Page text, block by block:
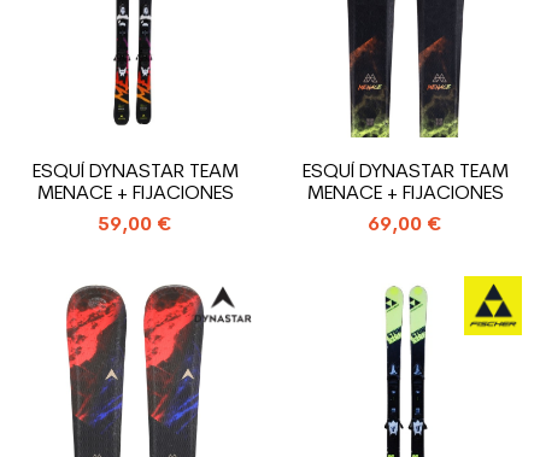
ESQUÍ DYNASTAR TEAM
MENACE + FIJACIONES
59,00 €
ESQUÍ DYNASTAR TEAM
MENACE + FIJACIONES
69,00 €